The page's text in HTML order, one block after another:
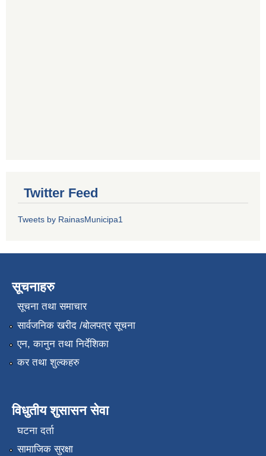
Twitter Feed
Tweets by RainasMunicipa1
सूचनाहरु
सूचना तथा समाचार
सार्वजनिक खरीद /बोलपत्र सूचना
एन, कानुन तथा निर्देशिका
कर तथा शुल्कहरु
विधुतीय शुसासन सेवा
घटना दर्ता
सामाजिक सुरक्षा